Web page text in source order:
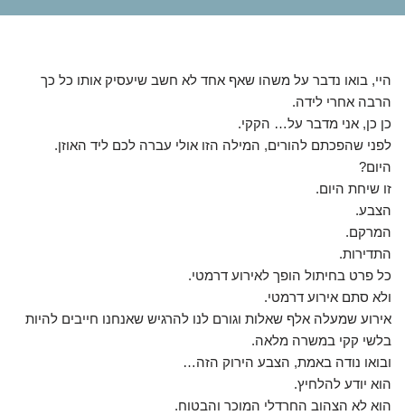
היי, בואו נדבר על משהו שאף אחד לא חשב שיעסיק אותו כל כך
הרבה אחרי לידה.
כן כן, אני מדבר על… הקקי.
לפני שהפכתם להורים, המילה הזו אולי עברה לכם ליד האוזן.
היום?
זו שיחת היום.
הצבע.
המרקם.
התדירות.
כל פרט בחיתול הופך לאירוע דרמטי.
ולא סתם אירוע דרמטי.
אירוע שמעלה אלף שאלות וגורם לנו להרגיש שאנחנו חייבים להיות
בלשי קקי במשרה מלאה.
ובואו נודה באמת, הצבע הירוק הזה…
הוא יודע להלחיץ.
הוא לא הצהוב החרדלי המוכר והבטוח.